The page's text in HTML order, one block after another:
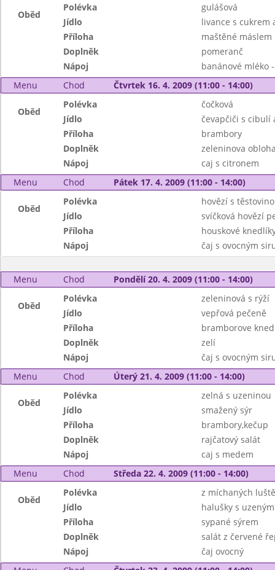
Oběd
Polévka
gulášová
Jídlo
livance s cukrem
Příloha
maštěné máslem
Doplněk
pomeranč
Nápoj
banánové mléko
Menu
Chod Čtvrtek 16. 4. 2009 (11:00 - 14:00)
Oběd
Polévka
čočková
Jídlo
čevapčiči s cibulí
Příloha
brambory
Doplněk
zeleninova
Nápoj
caj s citronem
Menu
Chod Pátek 17. 4. 2009 (11:00 - 14:00)
Oběd
Polévka
hovězí s
Jídlo
svíčková hovězí
Příloha
houskové
Nápoj
čaj s ovocným
Menu Chod Pondělí 20. 4. 2009 (11:00 - 14:00)
Oběd
Polévka
zeleninová s rýží
Jídlo
vepřová pečeně
Příloha
bramborove
Doplněk
zelí
Nápoj
čaj s ovocným
Menu
Chod Úterý 21. 4. 2009 (11:00 - 14:00)
Oběd
Polévka
zelná s uzeninou
Jídlo
smažený sýr
Příloha
brambory,kečup
Doplněk
rajčatový salát
Nápoj
caj s medem
Menu
Chod Středa 22. 4. 2009 (11:00 - 14:00)
Oběd
Polévka
z míchaných
Jídlo
halušky s
Příloha
sypané sýrem
Doplněk
salát z červené
Nápoj
čaj ovocný